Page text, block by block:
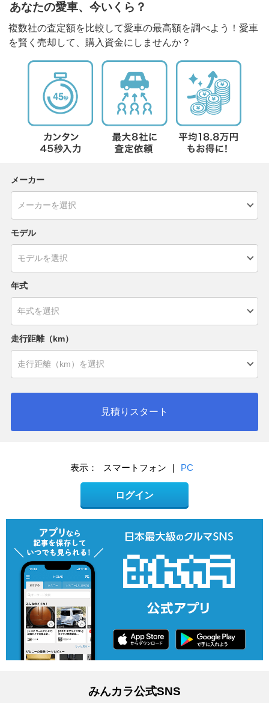
あなたの愛車、今いくら？
複数社の査定額を比較して愛車の最高額を調べよう！愛車
を賢く売却して、購入資金にしませんか？
メーカー
モデル
年式
走行距離（km）
見積りスタート
表示： スマートフォン | PC
ログイン
みんカラ公式SNS